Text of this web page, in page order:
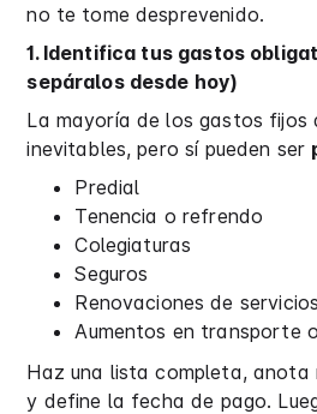
no te tome desprevenido.
1. Identifica tus gastos
sepáralos desde hoy)
La mayoría de los gastos fijos
inevitables, pero sí pueden ser
Predial
Tenencia o refrendo
Colegiaturas
Seguros
Renovaciones de servicios
Aumentos en transporte
Haz una lista completa, anota
y define la fecha de pago.